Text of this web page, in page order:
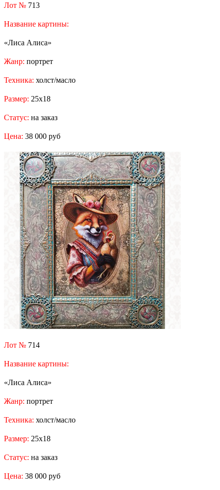
Лот № 713
Название картины:
«Лиса Алиса»
Жанр: портрет
Техника: холст/масло
Размер: 25x18
Статус: на заказ
Цена: 38 000 руб
Лот № 714
Название картины:
«Лиса Алиса»
Жанр: портрет
Техника: холст/масло
Размер: 25x18
Статус: на заказ
Цена: 38 000 руб